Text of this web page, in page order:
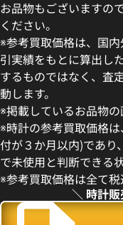
ィノ IW391031
格
日時点の参考買取価
お品物もございますの
ください。
※参考買取価格は、国
引実績をもとに算出し
するものではなく、査
動します。
※掲載しているお品物の
※時計の参考買取価格
付が３か月以内)であり
で未使用と判断できる
※参考買取価格は全て税
＼ 時計